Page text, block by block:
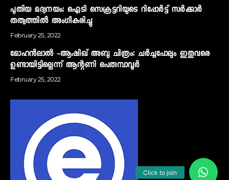
പുതിയ മദ്യനയം: ഐടി സെക്രട്ടറിയുടെ റിപ്പോര്‍ട്ട് സര്‍ക്കാര്‍
തത്വത്തില്‍ അംഗീകരിച്ചു
February 25, 2022
മോഹന്‍ലാല്‍ -ആഷിഖ് അബു ചിത്രം: ചര്‍ച്ചപോലും ഇതുവരെ
ഉണ്ടായിട്ടില്ലെന്ന് ആന്റണി പെരുമ്പാവൂര്‍
February 25, 2022